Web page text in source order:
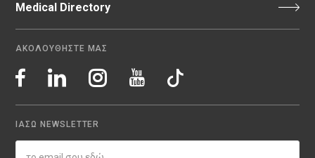
Medical Directory
ΑΚΟΛΟΥΘΗΣΤΕ ΜΑΣ
ΙΑΣΩ NEWSLETTER